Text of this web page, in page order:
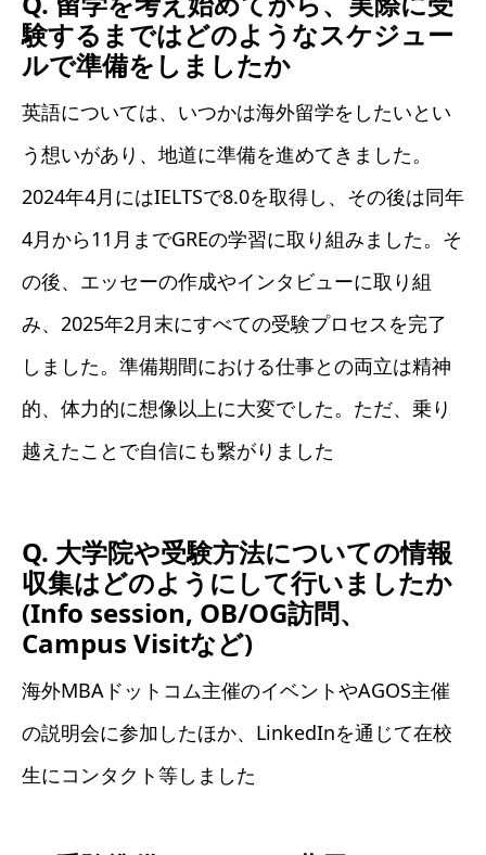
験するまではどのようなスケジュー
ルで準備をしましたか
英語については、いつかは海外留学をしたいとい
う想いがあり、地道に準備を進めてきました。
2024年4月にはIELTSで8.0を取得し、その後は同年
4月から11月までGREの学習に取り組みました。そ
の後、エッセーの作成やインタビューに取り組
み、2025年2月末にすべての受験プロセスを完了
しました。準備期間における仕事との両立は精神
的、体力的に想像以上に大変でした。ただ、乗り
越えたことで自信にも繋がりました
Q. 大学院や受験方法についての情報
収集はどのようにして行いましたか
(Info session, OB/OG訪問、
Campus Visitなど)
海外MBAドットコム主催のイベントやAGOS主催
の説明会に参加したほか、LinkedInを通じて在校
生にコンタクト等しました